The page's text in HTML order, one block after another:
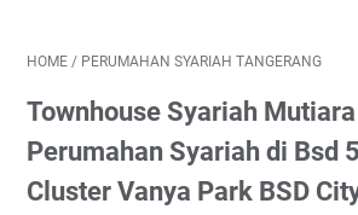
HOME / PERUMAHAN SYARIAH TANGERANG
Townhouse Syariah
Perumahan Syariah di Bsd
Cluster Vanya Park BSD